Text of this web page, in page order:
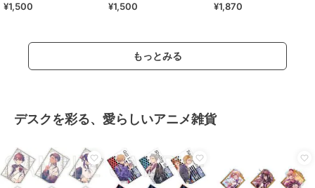
(Reproduce)（ランダム全6
¥1,500
ド(Reproduce)（ランダム全6
¥1,500
ンド-特装版ver-(全6種)
¥1,870
もっとみる
デスクを彩る、愛らしいアニメ雑貨